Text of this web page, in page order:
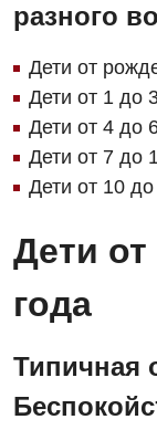
разного
Дети от
Дети от 1 до
Дети от 4 до
Дети от 7 до
Дети от 10
Дети
года
Типичная